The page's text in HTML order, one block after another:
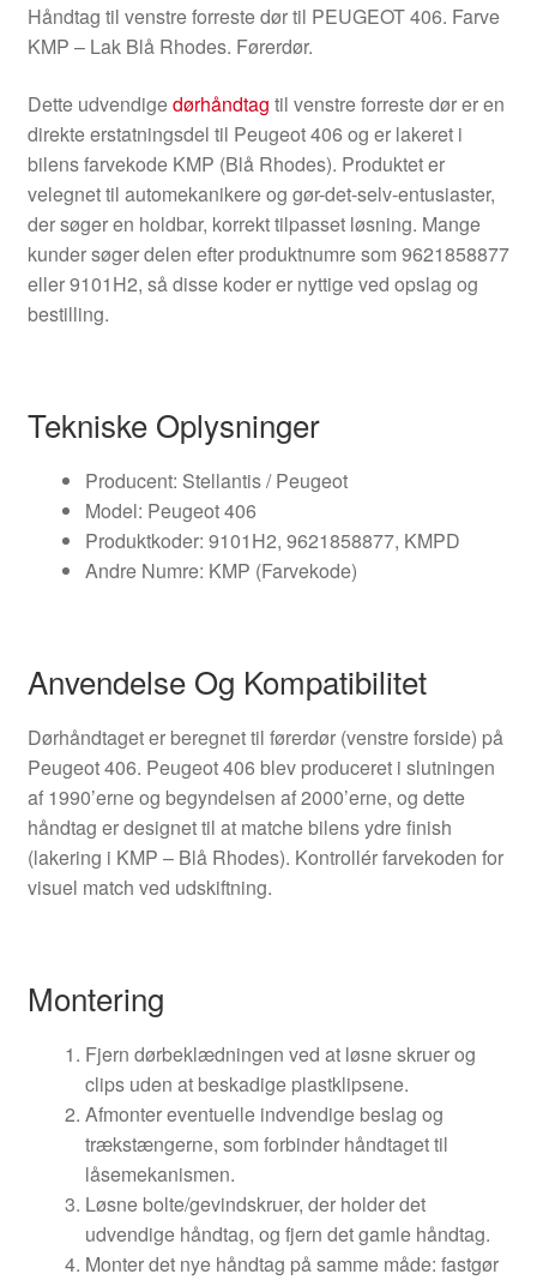
Håndtag til venstre forreste dør til PEUGEOT 406. Farve
KMP – Lak Blå Rhodes. Førerdør.
Dette udvendigedørhåndtag til venstre forreste dør er en
direkte erstatningsdel til Peugeot 406 og er lakeret i
bilens farvekode KMP (Blå Rhodes). Produktet er
velegnet til automekanikere og gør-det-selv-entusiaster,
der søger en holdbar, korrekt tilpasset løsning. Mange
kunder søger delen efter produktnumre som 9621858877
eller 9101H2, så disse koder er nyttige ved opslag og
bestilling.
Tekniske Oplysninger
Producent: Stellantis / Peugeot
Model: Peugeot 406
Produktkoder: 9101H2, 9621858877, KMPD
Andre Numre: KMP (Farvekode)
Anvendelse Og Kompatibilitet
Dørhåndtaget er beregnet til førerdør (venstre forside) på
Peugeot 406. Peugeot 406 blev produceret i slutningen
af 1990’erne og begyndelsen af 2000’erne, og dette
håndtag er designet til at matche bilens ydre finish
(lakering i KMP – Blå Rhodes). Kontrollér farvekoden for
visuel match ved udskiftning.
Montering
Fjern dørbeklædningen ved at løsne skruer og
clips uden at beskadige plastklipsene.
Afmonter eventuelle indvendige beslag og
trækstængerne, som forbinder håndtaget til
låsemekanismen.
Løsne bolte/gevindskruer, der holder det
udvendige håndtag, og fjern det gamle håndtag.
Monter det nye håndtag på samme måde: fastgør